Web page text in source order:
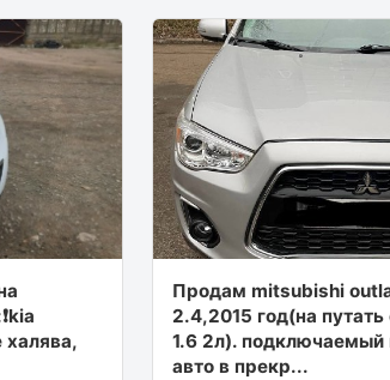
халява,
Продам mitsubishi
2.4,2015 год(на
1.6 2л). подключаемый
авто в прекр...